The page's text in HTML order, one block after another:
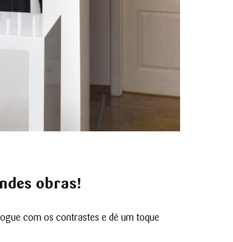
obras!
com os contrastes e dê um toque